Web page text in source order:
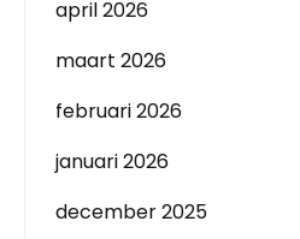
april 2026
maart 2026
februari 2026
januari 2026
december 2025